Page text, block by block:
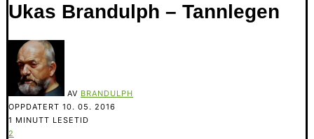
Ukas Brandulph – Tannlegen
AV BRANDULPH
OPPDATERT 10. 05. 2016
1 MINUTT LESETID
2